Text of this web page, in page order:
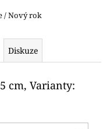
/ Nový rok
Diskuze
cm, Varianty: